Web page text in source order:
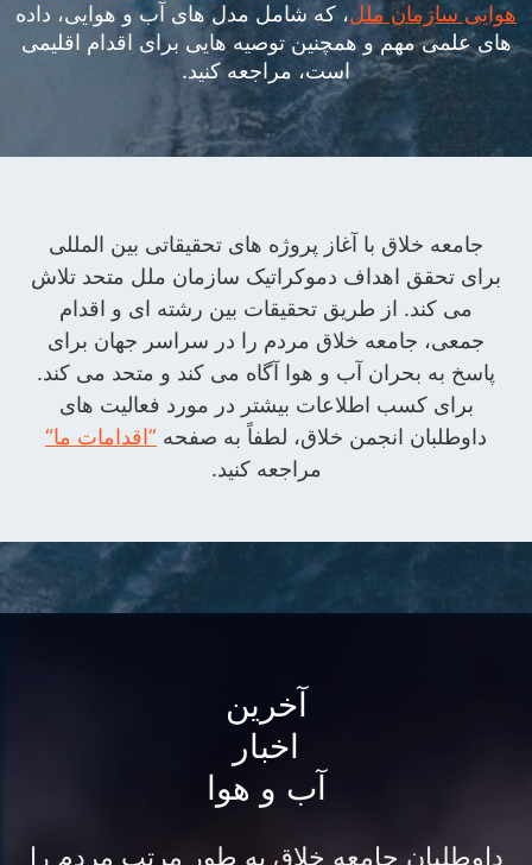
هوایی سازمان ملل، که شامل مدل های آب و هوایی، داده
های علمی مهم و همچنین توصیه هایی برای اقدام اقلیمی
است، مراجعه کنید.
جامعه خلاق با آغاز پروژه های تحقیقاتی بین المللی
برای تحقق اهداف دموکراتیک سازمان ملل متحد تلاش
می کند. از طریق تحقیقات بین رشته ای و اقدام
جمعی، جامعه خلاق مردم را در سراسر جهان برای
پاسخ به بحران آب و هوا آگاه می کند و متحد می کند.
برای کسب اطلاعات بیشتر در مورد فعالیت های
داوطلبان انجمن خلاق، لطفاً به صفحه ”اقدامات ما“
مراجعه کنید.
آخرین
اخبار
آب و هوا
داوطلبان جامعه خلاق به طور مرتب مردم را